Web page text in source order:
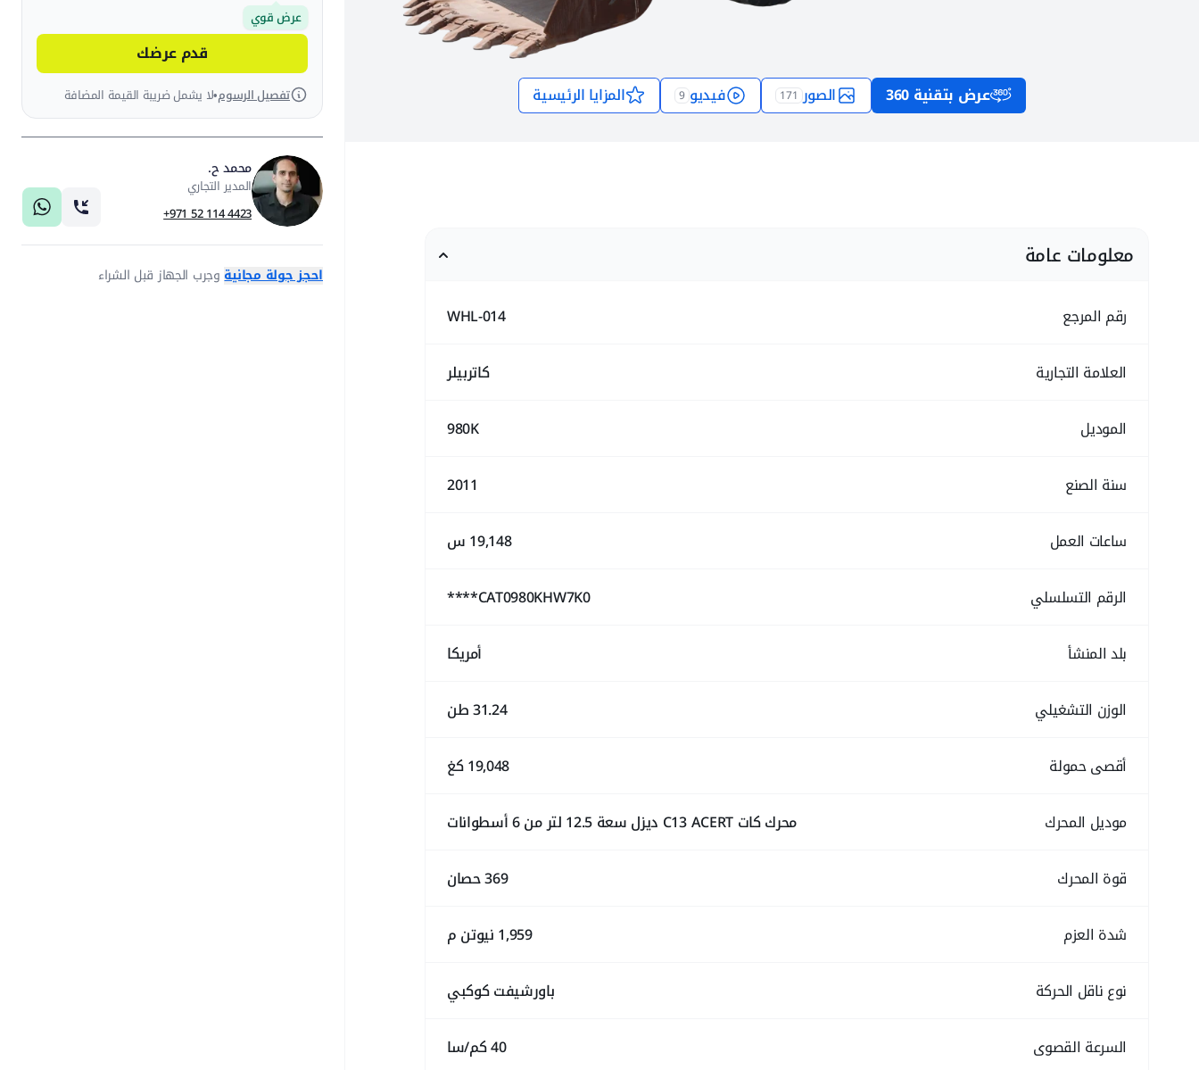
عرض بتقنية 360 الصور 171 فيديو 9 المزايا الرئيسية
معلومات عامة
رقم المرجع WHL-014
العلامة التجارية كاتربيلر
الموديل 980K
سنة الصنع 2011
ساعات العمل 19,148 س
الرقم التسلسلي CAT0980KHW7K0****
بلد المنشأ أمريكا
الوزن التشغيلي 31.24 طن
أقصى حمولة 19,048 كغ
موديل المحرك محرك كات C13 ACERT ديزل سعة 12.5 لتر من 6 أسطوانات
قوة المحرك 369 حصان
شدة العزم 1,959 نيوتن م
نوع ناقل الحركة باورشيفت كوكبي
السرعة القصوى 40 كم/سا
عرض قوي
قدم عرضك
تفصيل الرسوم•لا يشمل ضريبة القيمة المضافة
محمد ح.
المدير التجاري
+971 52 114 4423
احجز جولة مجانيةوجرب الجهاز قبل الشراء